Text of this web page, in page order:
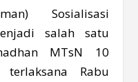
Sosialisasi
salah satu
MTsN 10
Rabu